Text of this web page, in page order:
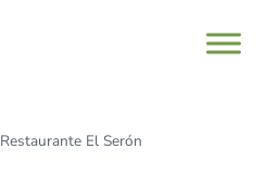
Restaurante El Serón